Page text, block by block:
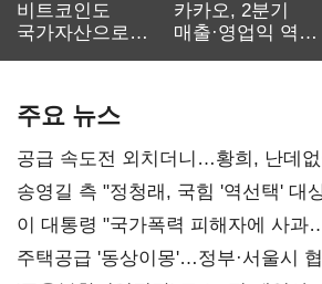
비트코인도
국가자산으로…'
카카오, 2분기
매출·영업익 역대
주요 뉴스
공급 속도전 외치더니…황희, 난데
리모델링' 제안
송영길 측 "정청래, 국힘 '역선택' 대
총선 지휘 못해"
이 대통령 "국가폭력 피해자에 사과
진실 밝혀야"
주택공급 '동상이몽'…정부·서울시